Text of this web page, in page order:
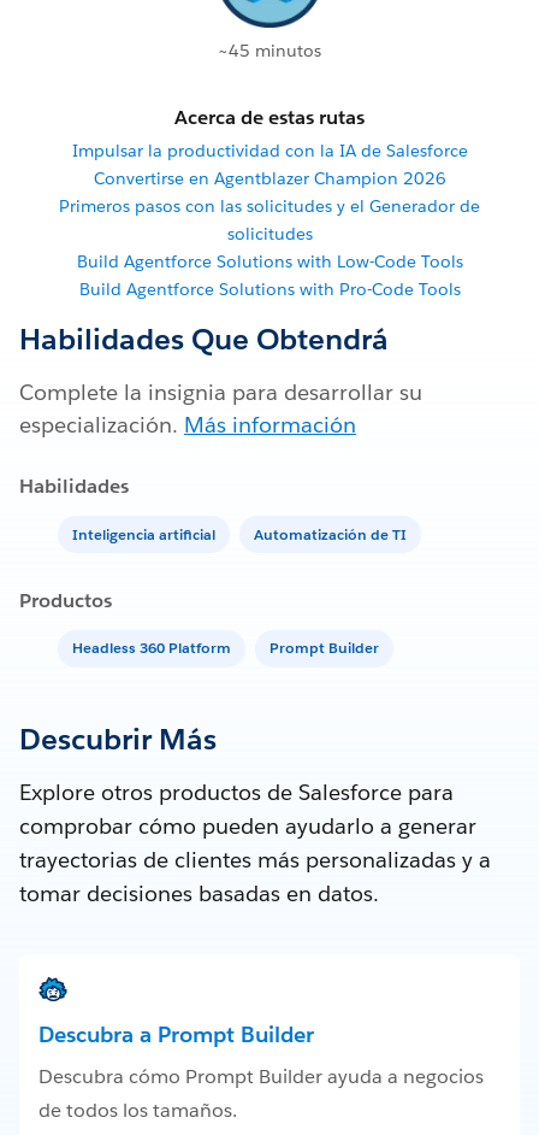
~45 minutos
Acerca de estas rutas
Impulsar la productividad con la IA de Salesforce
Convertirse en Agentblazer Champion 2026
Primeros pasos con las solicitudes y el Generador de
solicitudes
Build Agentforce Solutions with Low-Code Tools
Build Agentforce Solutions with Pro-Code Tools
Habilidades Que Obtendrá
Complete la insignia para desarrollar su
especialización. Más información
Habilidades
Inteligencia artificial Automatización de TI
Productos
Headless 360 Platform Prompt Builder
Descubrir Más
Explore otros productos de Salesforce para
comprobar cómo pueden ayudarlo a generar
trayectorias de clientes más personalizadas y a
tomar decisiones basadas en datos.
Descubra a Prompt Builder
Descubra cómo Prompt Builder ayuda a negocios
de todos los tamaños.